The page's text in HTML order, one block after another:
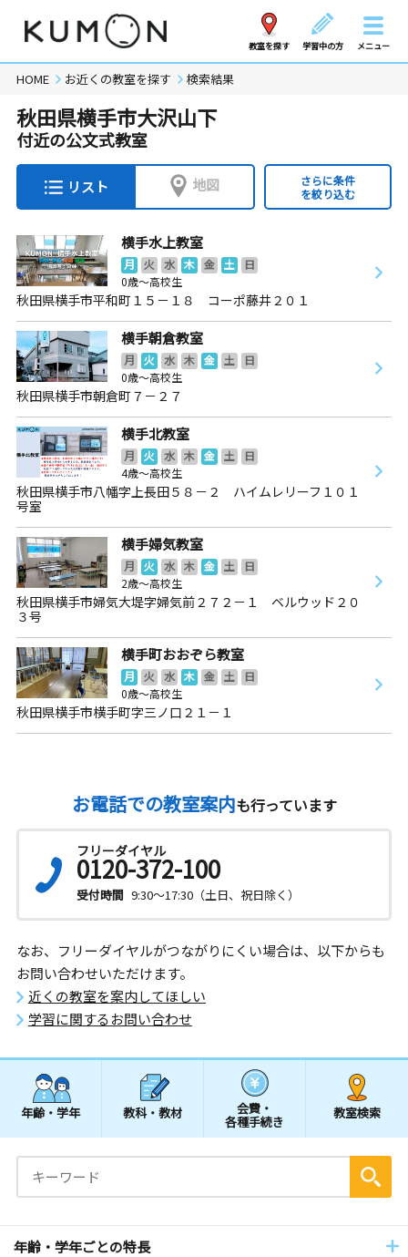
教室を探す 学習中の方 メニュー
HOME お近くの教室を探す 検索結果
秋田県横手市大沢山下
付近の公文式教室
リスト 地図
さらに条件
を絞り込む
横手水上教室
月 火 水 木 金 土
日
0歳～高校生
秋田県横手市平和町１５－１８ コーポ藤井２０１
横手朝倉教室
月 火 水 木 金 土
日
0歳～高校生
秋田県横手市朝倉町７－２７
横手北教室
月 火 水 木 金 土
日
4歳～高校生
秋田県横手市八幡字上長田５８－２ ハイムレリーフ１０１
号室
横手婦気教室
月 火 水 木 金 土
日
2歳～高校生
秋田県横手市婦気大堤字婦気前２７２－１ ベルウッド２０
３号
横手町おおぞら教室
月 火 水 木 金 土
日
0歳～高校生
秋田県横手市横手町字三ノ口２１－１
お電話での教室案内も行っています
フリーダイヤル
0120-372-100
受付時間 9:30～17:30（土日、祝日除く）
なお、フリーダイヤルがつながりにくい場合は、以下からも
お問い合わせいただけます。
近くの教室を案内してほしい
学習に関するお問い合わせ
年齢・学年 教科・教材 会費・
各種手続き
教室検索
年齢・学年ごとの特長